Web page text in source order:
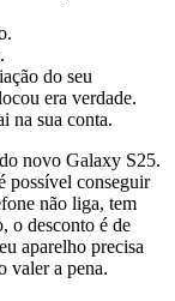
do seu
era verdade.
na sua conta.
novo Galaxy S25.
possível conseguir
não liga, tem
o desconto é de
aparelho precisa
valer a pena.